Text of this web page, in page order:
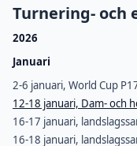
Turnering- och
2026
Januari
2-6 januari, World Cup
12-18 januari, Dam- och
16-17 januari,
16-18 januari,